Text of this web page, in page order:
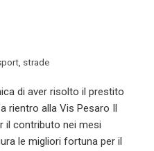
, strade
di aver risolto il prestito
rientro alla Vis Pesaro Il
il contributo nei mesi
le migliori fortuna per il